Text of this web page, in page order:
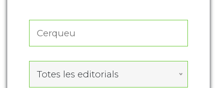
Totes les editorials